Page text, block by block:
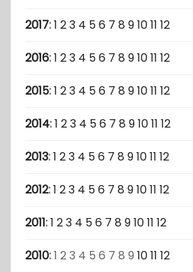
2017:1 23 4 56 7 8 91011 12
2016:1 23 4 56 7 8 91011 12
2015:1 23 4 56 7 8 91011 12
2014:1 23 4 56 7 8 91011 12
2013:1 23 4 56 7 8 91011 12
2012:1 23 4 56 7 8 91011 12
2011:1 23 4 56 7 8 91011 12
2010:1 23 4 5 6 7 8 9 1011 12